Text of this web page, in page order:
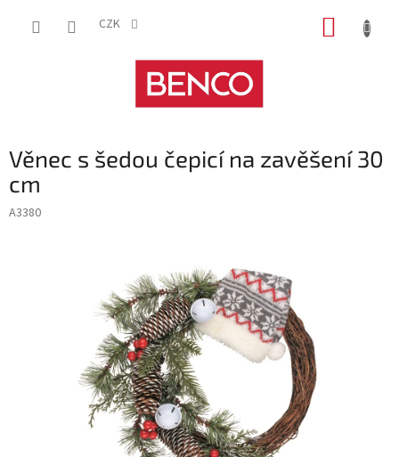
CZK
Věnec s šedou čepicí na zavěšení 30
cm
A3380